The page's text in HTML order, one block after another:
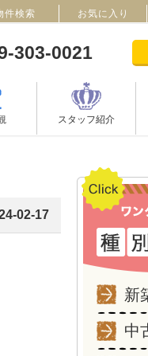
303-0021
スタッフ紹介
02-17
新
中
件検索 お気に入り